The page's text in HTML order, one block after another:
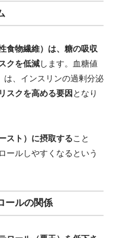
食物繊維）は、糖の吸収
クを低減します。血糖値
は、インスリンの過剰分泌
スクを高める要因 となり
スト）に摂取すること
ールしやすくなるという
ールの関係